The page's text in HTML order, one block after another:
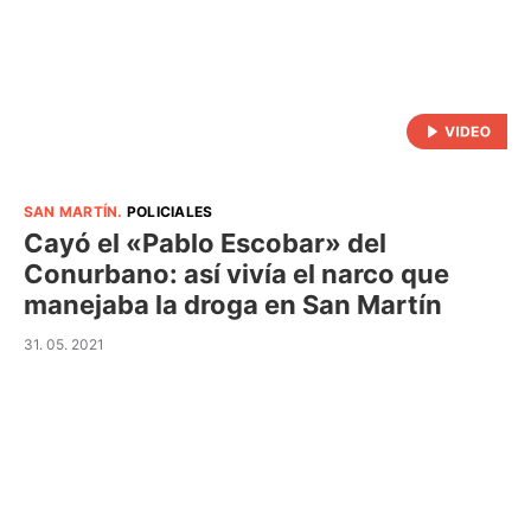
SAN MARTÍN. POLICIALES
Cayó el «Pablo Escobar» del
Conurbano: así vivía el narco que
manejaba la droga en San Martín
31. 05. 2021